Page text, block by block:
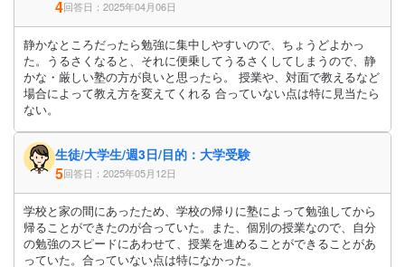
4回答日：2025年04月06日
静かなところだったら勉強に集中しやすいので、ちょうどよかっ
た。うるさくなると、それに便乗してうるさくしてしまうので、静
かな・厳しい塾の方が良いと思ったら。 授業や、対面で教えるなど
場合によって教え方を変えてくれる 合っていない点は特に見当たら
ない。
生徒/大学生/週3日/目的：大学受験
5回答日：2025年05月12日
学校と家の間にあったため、学校の帰りに塾によって勉強してから
帰ることができたのが合っていた。また、個別の授業なので、自分
の勉強のスピードにあわせて、授業を進めることができることがあ
っていた。合っていない点は特になかった。